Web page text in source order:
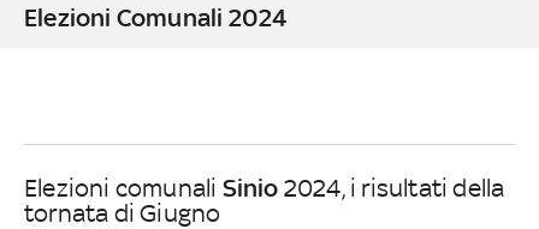
Elezioni Comunali 2024
Elezioni comunali Sinio 2024, i risultati della
tornata di Giugno